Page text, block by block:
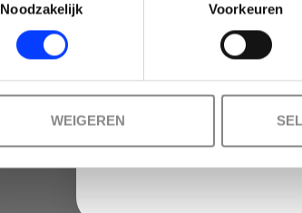
Noodzakelijk
Voorkeuren
WEIGEREN